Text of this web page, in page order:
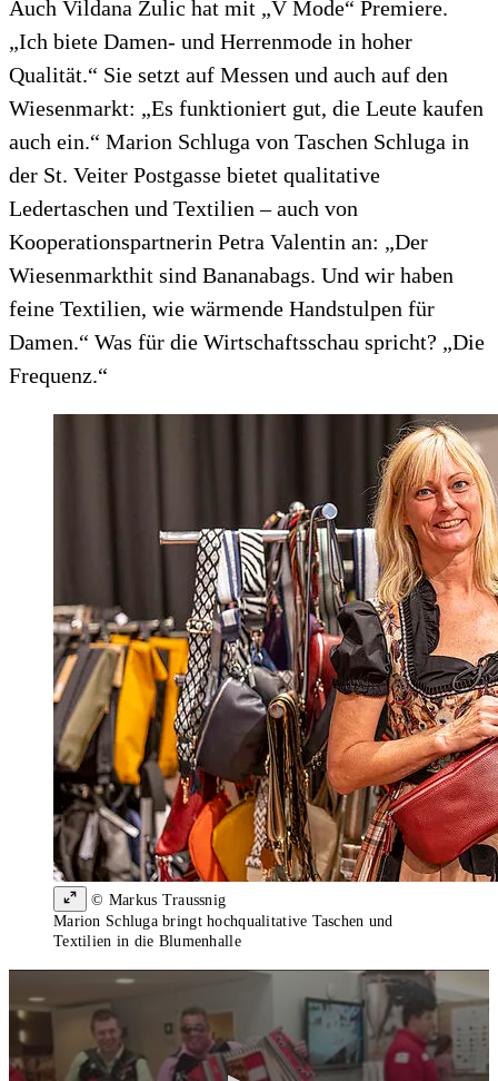
Auch Vildana Zulic hat mit „V Mode“ Premiere.
„Ich biete Damen- und Herrenmode in hoher
Qualität.“ Sie setzt auf Messen und auch auf den
Wiesenmarkt: „Es funktioniert gut, die Leute kaufen
auch ein.“ Marion Schluga von Taschen Schluga in
der St. Veiter Postgasse bietet qualitative
Ledertaschen und Textilien – auch von
Kooperationspartnerin Petra Valentin an: „Der
Wiesenmarkthit sind Bananabags. Und wir haben
feine Textilien, wie wärmende Handstulpen für
Damen.“ Was für die Wirtschaftsschau spricht? „Die
Frequenz.“
© Markus Traussnig
Marion Schluga bringt hochqualitative Taschen und
Textilien in die Blumenhalle